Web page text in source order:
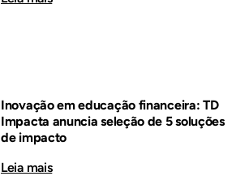
Inovação em educação financeira: TD
Impacta anuncia seleção de 5 soluções
de impacto
Leia mais